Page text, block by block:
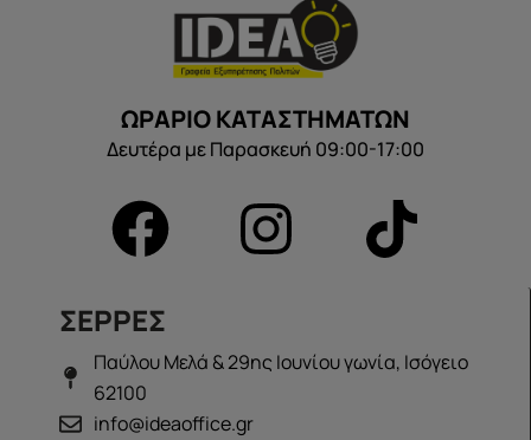
ΩΡΑΡΙΟ ΚΑΤΑΣΤΗΜΑΤΩΝ
Δευτέρα με Παρασκευή 09:00-17:00
ΣΕΡΡΕΣ
Παύλου Μελά & 29ης Ιουνίου γωνία, Ισόγειο
62100
info@ideaoffice.gr